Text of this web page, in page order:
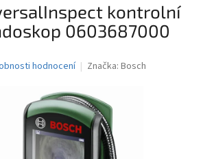
kontrolní
0603687000
hodnocení Značka: Bosch